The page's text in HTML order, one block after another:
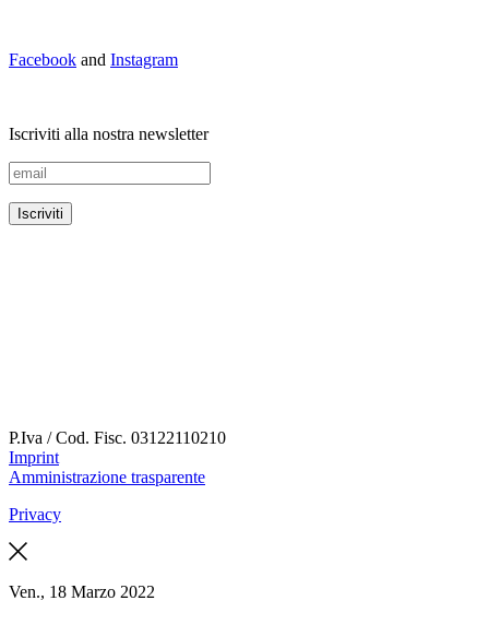
Facebook and Instagram
Iscriviti alla nostra newsletter
P.Iva / Cod. Fisc. 03122110210
Imprint
Amministrazione trasparente
Privacy
Ven., 18 Marzo 2022